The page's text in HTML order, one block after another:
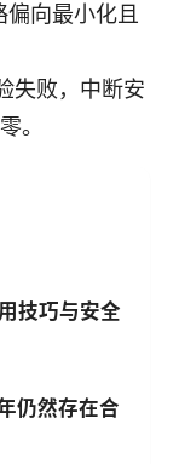
向最小化且
失败，中断安
。
技巧与安全
仍然存在合